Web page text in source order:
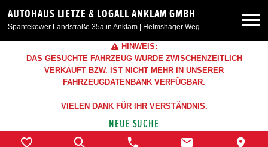
AUTOHAUS LIETZE & LOGALL ANKLAM GMBH
Spantekower Landstraße 35a in Anklam | Helmshäger Weg 6 in Weitenhagen/Greifswald
Neuwagen
Angebote
HINWEIS:
DAS GESUCHTE FAHRZEUG WURDE ZWISCHENZEITLICH
VERKAUFT BZW. IST NICHT MEHR IN UNSERER
FAHRZEUGDATENBANK VERFÜGBAR.
VIELEN DANK FÜR IHR VERSTÄNDNIS.
NEUE SUCHE